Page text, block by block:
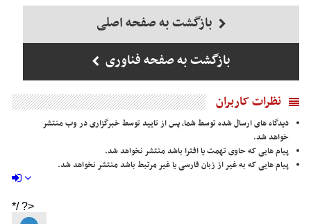
بازگشت به صفحه اصلی
بازگشت به صفحه فناوری
نظرات کاربران
دیدگاه های ارسال شده توسط شما، پس از تایید توسط خبرگزاری در وب منتشر
خواهد شد.
پیام هایی که حاوی تهمت یا افترا باشد منتشر نخواهد شد.
پیام هایی که به غیر از زبان فارسی یا غیر مرتبط باشد منتشر نخواهد شد.